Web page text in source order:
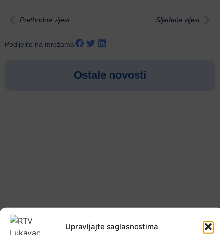
Upravljajte saglasnostima
Prethodna vijest Sljedeća vijest
Podijelite na mrežama
Ostale novosti
Upozorenje za narednih sedam dana: Požari
prijete Balkanu, u rizičnoj zoni nalazi se i BiH